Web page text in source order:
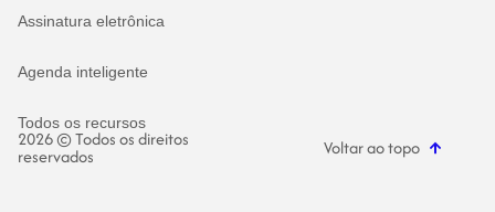
Assinatura eletrônica
Agenda inteligente
Todos os recursos
2026 © Todos os direitos
reservados Voltar ao topo